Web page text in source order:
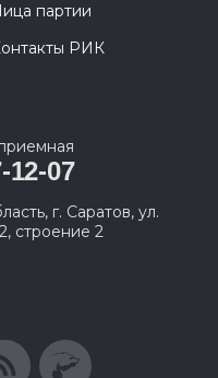
партии
РИК
12-07
г. Саратов, ул.
строение 2